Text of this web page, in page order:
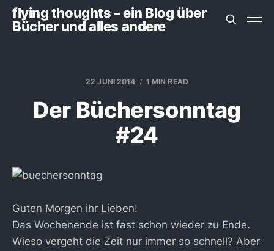
flying thoughts – ein Blog über
Bücher und alles andere
22 JUNI 2014 1 MIN READ
Der Büchersonntag
#24
Guten Morgen ihr Lieben!
Das Wochenende ist fast schon wieder zu Ende.
Wieso vergeht die Zeit nur immer so schnell? Aber